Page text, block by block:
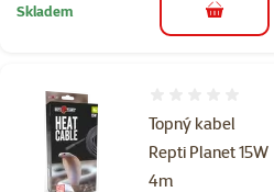
Skladem do košíku
Topný kabel
Repti Planet 15W
4m